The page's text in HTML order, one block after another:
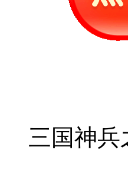
三国神兵